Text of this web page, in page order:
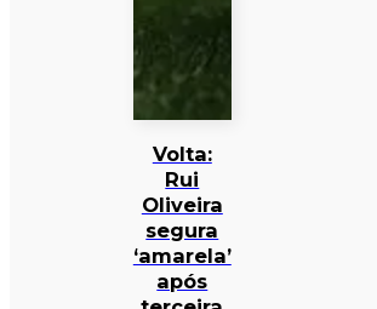
Volta:
Rui
Oliveira
segura
‘amarela’
após